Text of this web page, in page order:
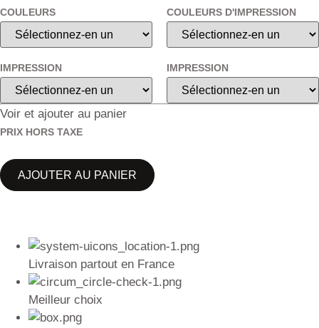
COULEURS COULEURS D'IMPRESSION
IMPRESSION IMPRESSION
Voir et ajouter au panier
PRIX HORS TAXE
AJOUTER AU PANIER
Livraison partout en France
Meilleur choix